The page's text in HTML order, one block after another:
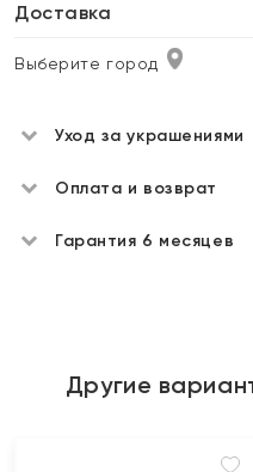
Доставка
Выберите город
Уход за украшениями
Оплата и возврат
Гарантия 6 месяцев
Другие